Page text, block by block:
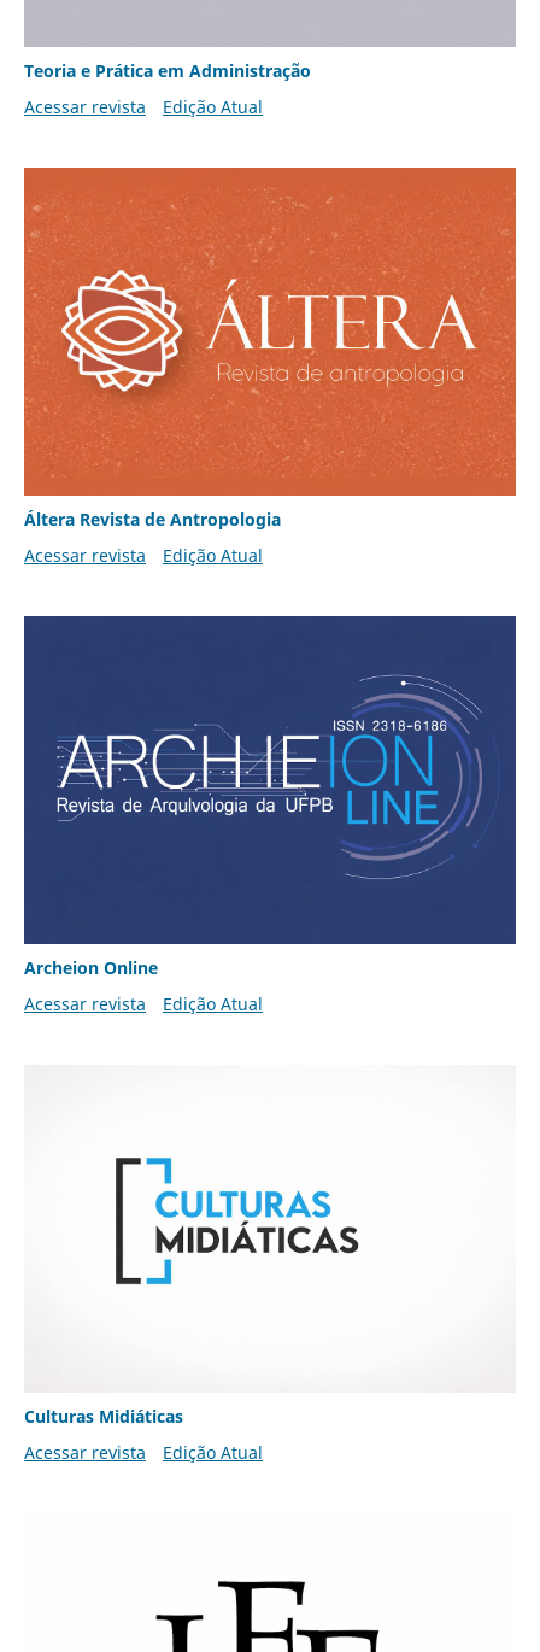
Teoria e Prática em Administração
Acessar revista
Edição Atual
Áltera Revista de Antropologia
Acessar revista
Edição Atual
Archeion Online
Acessar revista
Edição Atual
Culturas Midiáticas
Acessar revista
Edição Atual